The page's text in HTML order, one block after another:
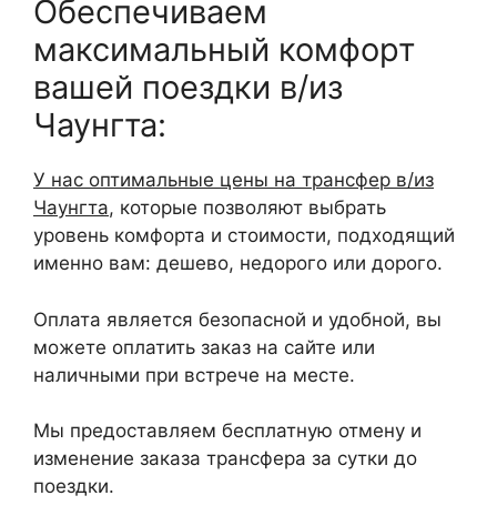
Обеспечиваем
максимальный комфорт
вашей поездки в/из
Чаунгта:
У нас оптимальные цены на трансфер в/из
Чаунгта, которые позволяют выбрать
уровень комфорта и стоимости, подходящий
именно вам: дешево, недорого или дорого.
Оплата является безопасной и удобной, вы
можете оплатить заказ на сайте или
наличными при встрече на месте.
Мы предоставляем бесплатную отмену и
изменение заказа трансфера за сутки до
поездки.